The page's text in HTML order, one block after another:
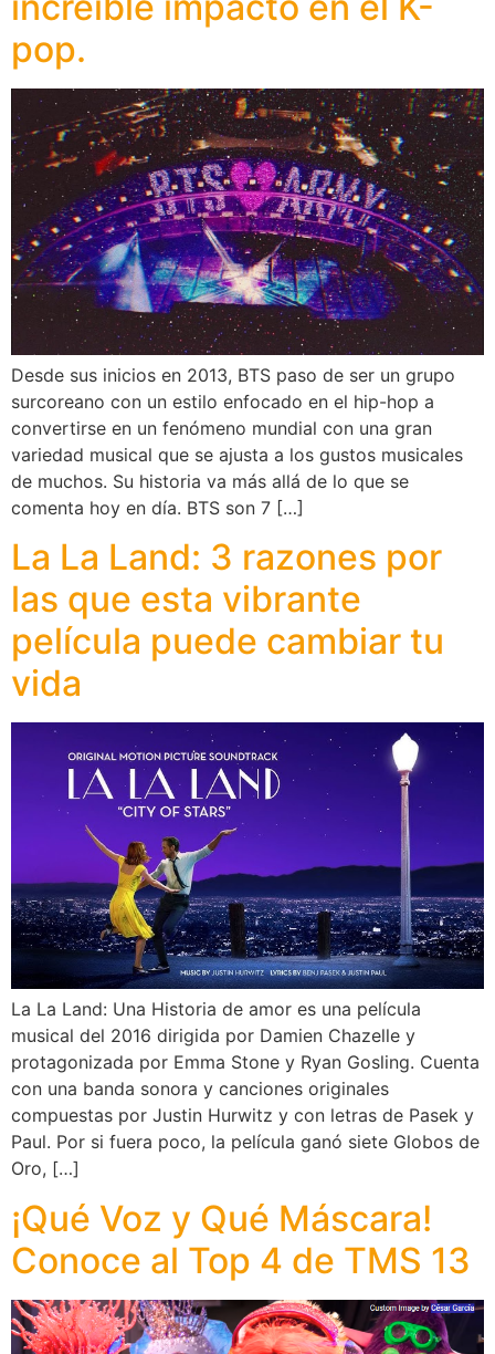
pop.
Desde sus inicios en 2013, BTS paso de ser un grupo
surcoreano con un estilo enfocado en el hip-hop a
convertirse en un fenómeno mundial con una gran
variedad musical que se ajusta a los gustos musicales
de muchos. Su historia va más allá de lo que se
comenta hoy en día. BTS son 7 […]
La La Land: 3 razones por
las que esta vibrante
película puede cambiar tu
vida
La La Land: Una Historia de amor es una película
musical del 2016 dirigida por Damien Chazelle y
protagonizada por Emma Stone y Ryan Gosling. Cuenta
con una banda sonora y canciones originales
compuestas por Justin Hurwitz y con letras de Pasek y
Paul. Por si fuera poco, la película ganó siete Globos de
Oro, […]
¡Qué Voz y Qué Máscara!
Conoce al Top 4 de TMS 13